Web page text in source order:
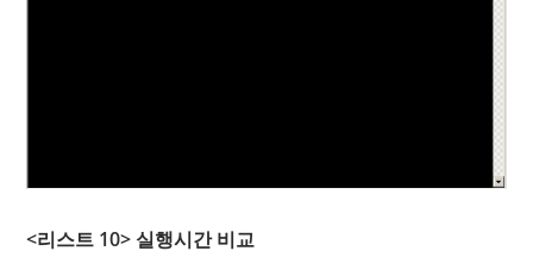
<리스트 10> 실행시간 비교